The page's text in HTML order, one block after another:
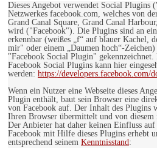
Dieses Angebot verwendet Social Plugins
Netzwerkes facebook.com, welches von
Grand Canal Square, Grand Canal
wird ("Facebook"). Die Plugins sind an
erkennbar (weißes „f“ auf blauer
mir" oder einem „Daumen hoch“-
"Facebook Social Plugin" gekennzeichnet.
Facebook Social Plugins kann hier
werden: https://developers.facebook.com/
Wenn ein Nutzer eine Webseite dieses
Plugin enthält, baut sein Browser eine
von Facebook auf. Der Inhalt des Plugins
Ihren Browser übermittelt und von diesem
Der Anbieter hat daher keinen Einfluss
Facebook mit Hilfe dieses Plugins erhebt
entsprechend seinem Kenntnisstand: